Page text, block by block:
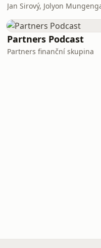
Jan Sirový, Jolyon
Partners Podcast
Partners finanční skupina